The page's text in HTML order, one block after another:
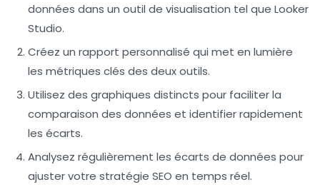
données dans un outil de visualisation tel que Looker
Studio.
Créez un rapport personnalisé qui met en lumière
les métriques clés des deux outils.
Utilisez des graphiques distincts pour faciliter la
comparaison des données et identifier rapidement
les écarts.
Analysez régulièrement les écarts de données pour
ajuster votre stratégie SEO en temps réel.